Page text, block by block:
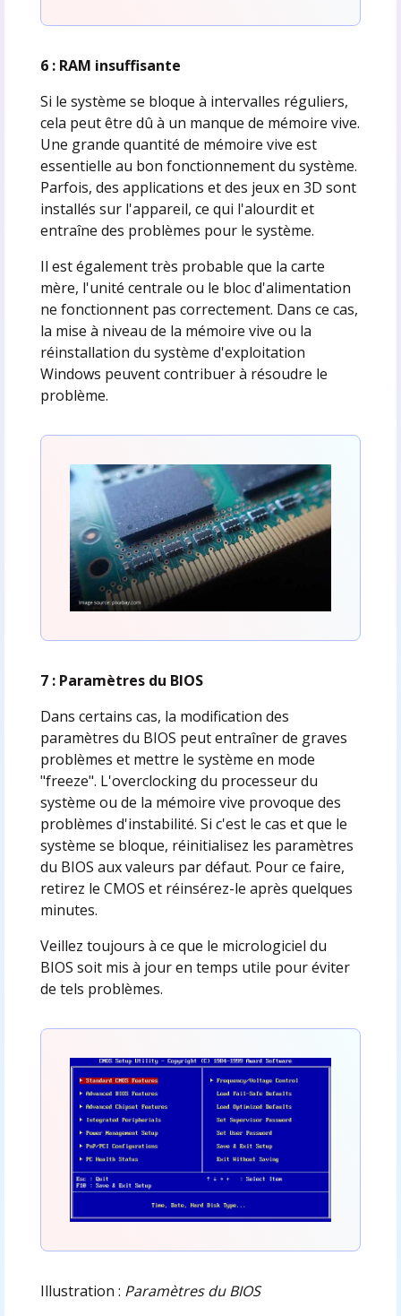
6 : RAM insuffisante
Si le système se bloque à intervalles réguliers,
cela peut être dû à un manque de mémoire vive.
Une grande quantité de mémoire vive est
essentielle au bon fonctionnement du système.
Parfois, des applications et des jeux en 3D sont
installés sur l'appareil, ce qui l'alourdit et
entraîne des problèmes pour le système.
Il est également très probable que la carte
mère, l'unité centrale ou le bloc d'alimentation
ne fonctionnent pas correctement. Dans ce cas,
la mise à niveau de la mémoire vive ou la
réinstallation du système d'exploitation
Windows peuvent contribuer à résoudre le
problème.
7 : Paramètres du BIOS
Dans certains cas, la modification des
paramètres du BIOS peut entraîner de graves
problèmes et mettre le système en mode
"freeze". L'overclocking du processeur du
système ou de la mémoire vive provoque des
problèmes d'instabilité. Si c'est le cas et que le
système se bloque, réinitialisez les paramètres
du BIOS aux valeurs par défaut. Pour ce faire,
retirez le CMOS et réinsérez-le après quelques
minutes.
Veillez toujours à ce que le micrologiciel du
BIOS soit mis à jour en temps utile pour éviter
de tels problèmes.
Illustration : Paramètres du BIOS